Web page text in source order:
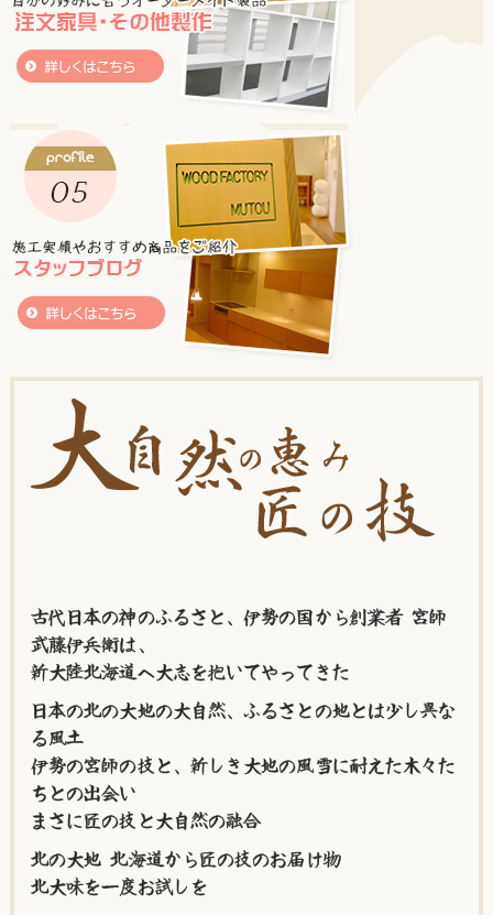
古代日本の神のふるさと、伊勢の国から創業者 宮師
武藤伊兵衛は、
新大陸北海道へ大志を抱いてやってきた
日本の北の大地の大自然、ふるさとの地とは少し異な
る風土
伊勢の宮師の技と、新しき大地の風雪に耐えた木々た
ちとの出会い
まさに匠の技と大自然の融合
北の大地 北海道から匠の技のお届け物
北大味を一度お試しを